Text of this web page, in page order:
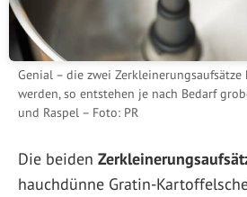
Genial – die zwei
werden, so entstehen je nach Bedarf
und Raspel – Foto: PR
Die beiden
hauchdünne Gratin-